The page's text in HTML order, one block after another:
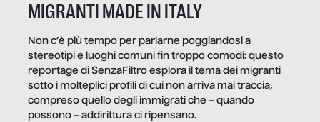
MIGRANTI MADE IN ITALY
Non c’è più tempo per parlarne poggiandosi a
stereotipi e luoghi comuni fin troppo comodi: questo
reportage di SenzaFiltro esplora il tema dei migranti
sotto i molteplici profili di cui non arriva mai traccia,
compreso quello degli immigrati che – quando
possono – addirittura ci ripensano.